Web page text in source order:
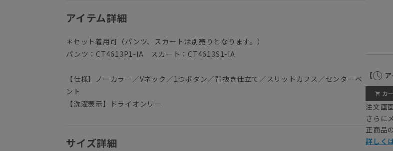
アイテム詳細
＊セット着用可（パンツ、スカートは別売りとなります。）
パンツ：CT4613P1-IA スカート：CT4613S1-IA
【仕様】ノーカラー／Vネック／1つボタン／背抜き仕立て／スリットカフス／センターベ
ント
【洗濯表示】ドライオンリー
サイズ詳細
【
注文画
さらに
正商品
詳しく